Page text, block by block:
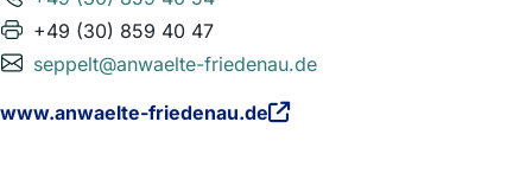
+49 (30) 859 40 47
seppelt@anwaelte-friedenau.de
www.anwaelte-friedenau.de